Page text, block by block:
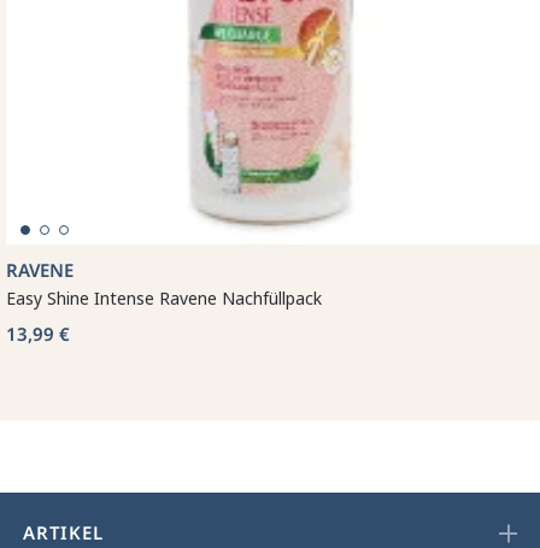
RAVENE
Easy Shine Intense Ravene Nachfüllpack
13,99 €
ARTIKEL